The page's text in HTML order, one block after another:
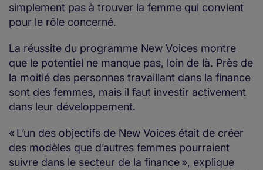
simplement pas à trouver la femme qui convient
pour le rôle concerné.
La réussite du programme New Voices montre
que le potentiel ne manque pas, loin de là. Près de
la moitié des personnes travaillant dans la finance
sont des femmes, mais il faut investir activement
dans leur développement.
« L’un des objectifs de New Voices était de créer
des modèles que d’autres femmes pourraient
suivre dans le secteur de la finance », explique